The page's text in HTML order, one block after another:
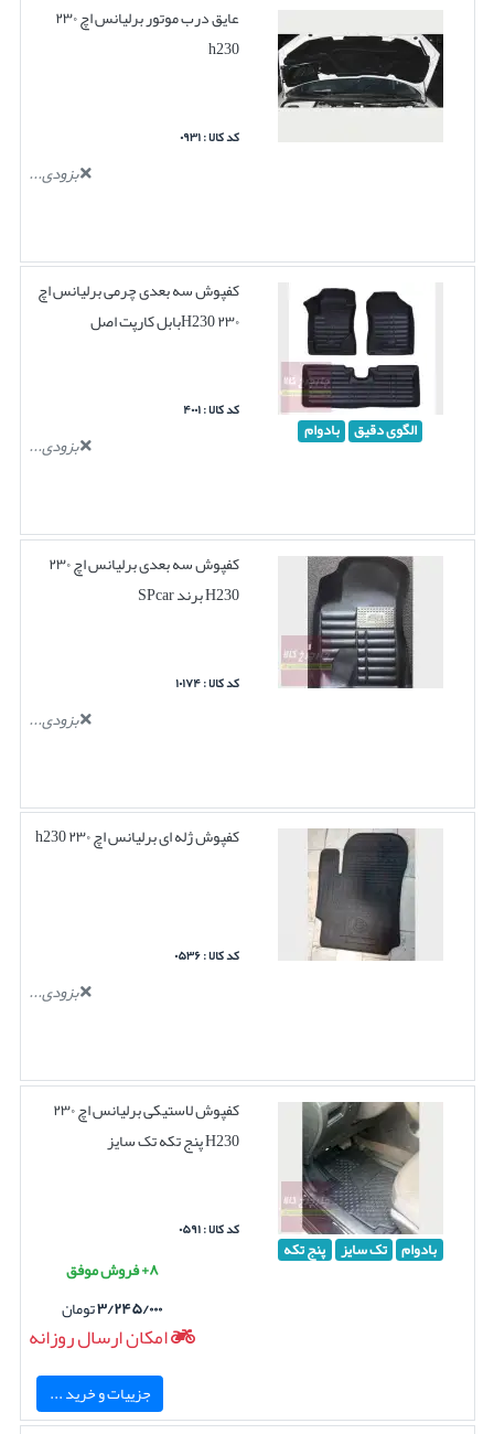
عایق درب موتور برلیانس اچ ۲۳۰
h230
کد کالا : ۰۹۳۱
بزودی...
الگوی دقیق بادوام
کفپوش سه بعدی چرمی برلیانس اچ
۲۳۰ H230بابل کارپت اصل
کد کالا : ۴۰۰۱
بزودی...
کفپوش سه بعدی برلیانس اچ ۲۳۰
H230 برند SPcar
کد کالا : ۱۰۱۷۴
بزودی...
کفپوش ژله ای برلیانس اچ ۲۳۰ h230
کد کالا : ۰۵۳۶
بزودی...
بادوام تک سایز پنج تکه
کفپوش لاستیکی برلیانس اچ ۲۳۰
H230 پنج تکه تک سایز
کد کالا : ۰۵۹۱
۸+ فروش موفق
۳/۲۴۵/۰۰۰تومان
امکان ارسال روزانه
جزییات و خرید ...